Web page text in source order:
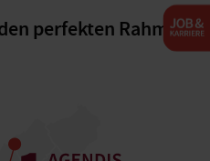
perfekten Rahmen